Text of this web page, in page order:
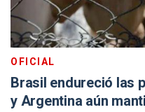
OFICIAL
Brasil endureció las
y Argentina aún